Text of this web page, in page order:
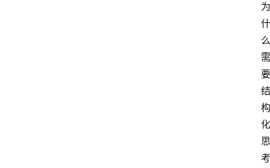
为
什
么
需
要
结
构
化
思
考